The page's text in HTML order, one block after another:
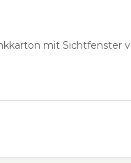
mit Sichtfenster